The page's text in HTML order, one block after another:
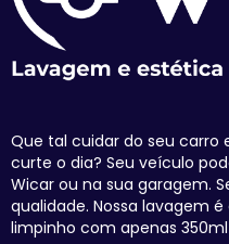
Que tal cuidar do seu carro
curte o dia? Seu veículo
Wicar ou na sua garagem.
qualidade. Nossa lavagem
limpinho com apenas